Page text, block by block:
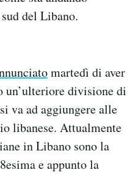
del Libano.
martedì di aver
un’ulteriore divisione di
va ad aggiungere alle
libanese. Attualmente
in Libano sono la
e appunto la